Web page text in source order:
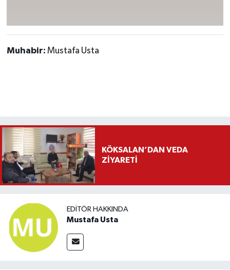
Muhabir: Mustafa Usta
KÖKSALAN’DAN VEDA
ZİYARETİ
EDITÖR HAKKINDA
Mustafa Usta